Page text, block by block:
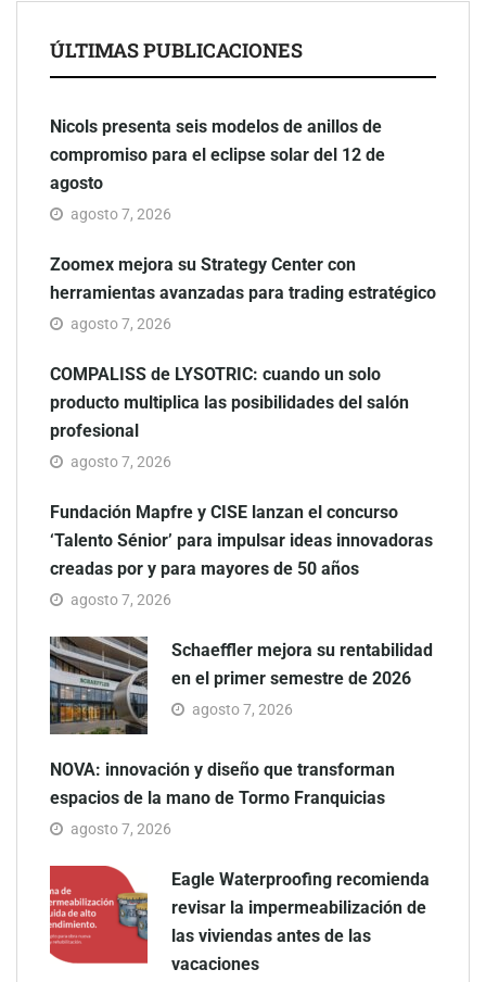
ÚLTIMAS PUBLICACIONES
Nicols presenta seis modelos de anillos de
compromiso para el eclipse solar del 12 de
agosto
agosto 7, 2026
Zoomex mejora su Strategy Center con
herramientas avanzadas para trading estratégico
agosto 7, 2026
COMPALISS de LYSOTRIC: cuando un solo
producto multiplica las posibilidades del salón
profesional
agosto 7, 2026
Fundación Mapfre y CISE lanzan el concurso
‘Talento Sénior’ para impulsar ideas innovadoras
creadas por y para mayores de 50 años
agosto 7, 2026
Schaeffler mejora su rentabilidad
en el primer semestre de 2026
agosto 7, 2026
NOVA: innovación y diseño que transforman
espacios de la mano de Tormo Franquicias
agosto 7, 2026
Eagle Waterproofing recomienda
revisar la impermeabilización de
las viviendas antes de las
vacaciones